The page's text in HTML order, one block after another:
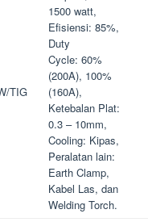
TIG
1500 watt,
Efisiensi: 85%,
Duty
Cycle: 60%
(200A), 100%
(160A),
Ketebalan Plat:
0.3 – 10mm,
Cooling: Kipas,
Peralatan lain:
Earth Clamp,
Kabel Las, dan
Welding Torch.